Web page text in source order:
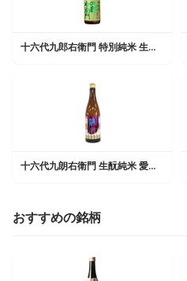
十六代九郎右衛門 特別純米 生もと 金紋錦 火入れ
十六代九朗右衛門 生酛純米 愛山13
おすすめの銘柄